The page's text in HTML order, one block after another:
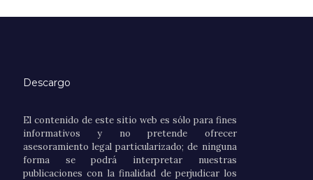
Descargo
El contenido de este sitio web es sólo para fines
informativos y no pretende ofrecer
asesoramiento legal particularizado; de ninguna
forma se podrá interpretar nuestras
publicaciones con la finalidad de perjudicar los